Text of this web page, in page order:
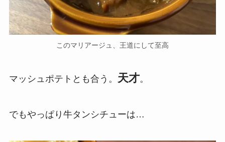
このマリアージュ、王道にして至高
マッシュポテトとも合う。 天才。
でもやっぱり牛タンシチューは…